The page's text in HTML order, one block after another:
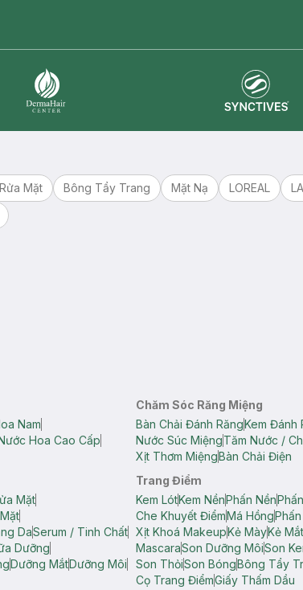
Mặt Bông Tẩy Trang Mặt Nạ LOREAL
Nam
Hoa Cao Cấp
Chăm Sóc Răng Miệng
Bàn Chải Đánh RăngKem Đánh
Nước Súc MiệngTăm Nước /
Xịt Thơm MiệngBàn Chải Điện
Mặt
DaSerum / Tinh Chất
Dưỡng
Dưỡng MắtDưỡng Môi
Trang Điểm
Kem LótKem NềnPhấn Nền
Che Khuyết ĐiểmMá Hồng
Xịt Khoá MakeupKẻ MàyKẻ Mắt
MascaraSon Dưỡng MôiSon
Son ThỏiSon BóngBông Tẩy
Cọ Trang ĐiểmGiấy Thấm Dầu